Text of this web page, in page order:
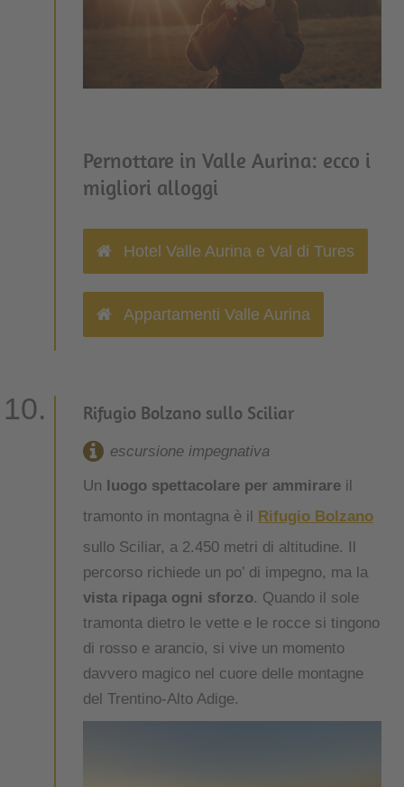
Pernottare in Valle Aurina: ecco i
migliori alloggi
Hotel Valle Aurina e Val di Tures
Appartamenti Valle Aurina
Rifugio Bolzano sullo Sciliar
escursione impegnativa
Un
luogo spettacolare per ammirare il
tramonto in montagna è il
Rifugio Bolzano
sullo Sciliar, a 2.450 metri di altitudine. Il
percorso richiede un po’ di impegno, ma la
vista ripaga ogni sforzo. Quando il sole
tramonta dietro le vette e le rocce si tingono
di rosso e arancio, si vive un momento
davvero magico nel cuore delle montagne
del Trentino-Alto Adige.